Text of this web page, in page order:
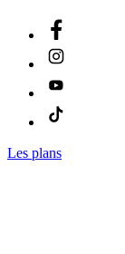
Les plans